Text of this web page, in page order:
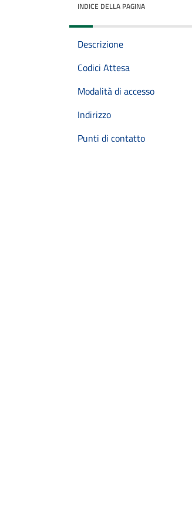
INDICE DELLA PAGINA
Descrizione
Codici Attesa
Modalità di accesso
Indirizzo
Punti di contatto